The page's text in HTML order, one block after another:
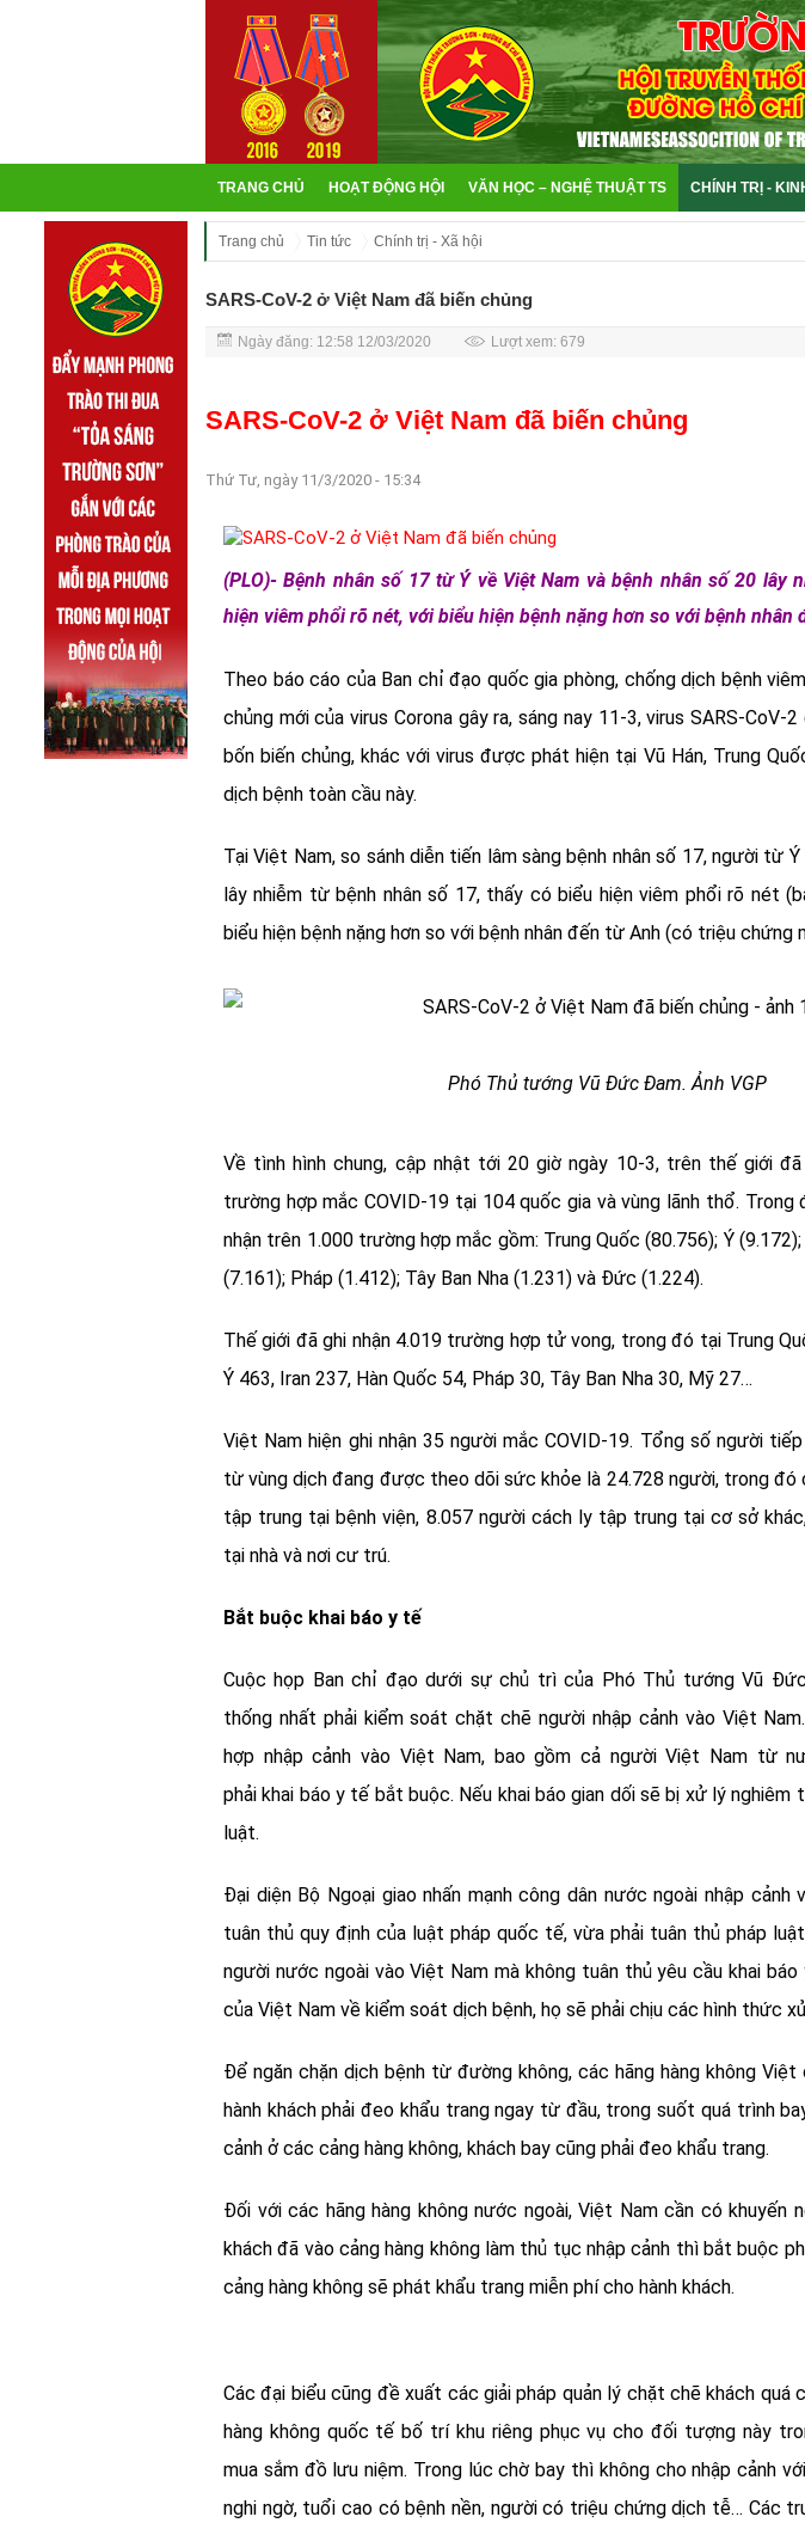
TRANG CHỦ HOẠT ĐỘNG HỘI VĂN HỌC – NGHỆ THUẬT TS CHÍNH TRỊ -
Trang chủ Tin tức Chính trị - Xã hội
SARS-CoV-2 ở Việt Nam đã biến chủng
Ngày đăng: 12:58 12/03/2020 Lượt xem: 679
SARS-CoV-2 ở Việt Nam đã biến chủng
Thứ Tư, ngày 11/3/2020 - 15:34
(PLO)- Bệnh nhân số 17 từ Ý về Việt Nam và bệnh nhân số 20 lây
hiện viêm phổi rõ nét, với biểu hiện bệnh nặng hơn so với bệnh nhân
Theo báo cáo của Ban chỉ đạo quốc gia phòng, chống dịch bệnh
chủng mới của virus Corona gây ra, sáng nay 11-3, virus SARS-CoV-
bốn biến chủng, khác với virus được phát hiện tại Vũ Hán, Trung
dịch bệnh toàn cầu này.
Tại Việt Nam, so sánh diễn tiến lâm sàng bệnh nhân số 17, người từ
lây nhiễm từ bệnh nhân số 17, thấy có biểu hiện viêm phổi rõ nét
biểu hiện bệnh nặng hơn so với bệnh nhân đến từ Anh (có triệu chứng
Phó Thủ tướng Vũ Đức Đam. Ảnh VGP
Về tình hình chung, cập nhật tới 20 giờ ngày 10-3, trên thế giới đã
trường hợp mắc COVID-19 tại 104 quốc gia và vùng lãnh thổ. Trong
nhận trên 1.000 trường hợp mắc gồm: Trung Quốc (80.756); Ý
(7.161); Pháp (1.412); Tây Ban Nha (1.231) và Đức (1.224).
Thế giới đã ghi nhận 4.019 trường hợp tử vong, trong đó tại Trung
Ý 463, Iran 237, Hàn Quốc 54, Pháp 30, Tây Ban Nha 30, Mỹ 27…
Việt Nam hiện ghi nhận 35 người mắc COVID-19. Tổng số người
từ vùng dịch đang được theo dõi sức khỏe là 24.728 người, trong đó
tập trung tại bệnh viện, 8.057 người cách ly tập trung tại cơ sở
tại nhà và nơi cư trú.
Bắt buộc khai báo y tế
Cuộc họp Ban chỉ đạo dưới sự chủ trì của Phó Thủ tướng Vũ
thống nhất phải kiểm soát chặt chẽ người nhập cảnh vào Việt
hợp nhập cảnh vào Việt Nam, bao gồm cả người Việt Nam từ
phảikhai báo y tế bắt buộc. Nếu khai báo gian dối sẽ bị xử lý nghiêm
luật.
Đại diện Bộ Ngoại giao nhấn mạnh công dân nước ngoài nhập cảnh
tuân thủ quy định của luật pháp quốc tế, vừa phải tuân thủ pháp
người nước ngoài vào Việt Nam mà không tuân thủ yêu cầu khai
của Việt Nam về kiểm soát dịch bệnh, họ sẽ phải chịu các hình thức
Để ngăn chặn dịch bệnh từ đường không, các hãng hàng không
hành khách phải đeo khẩu trang ngay từ đầu, trong suốt quá trình
cảnh ở các cảng hàng không, khách bay cũng phải đeo khẩu trang.
Đối với các hãng hàng không nước ngoài, Việt Nam cần có khuyến
khách đã vào cảng hàng không làm thủ tục nhập cảnh thì bắt buộc
cảng hàng không sẽ phát khẩu trang miễn phí cho hành khách.
Các đại biểu cũng đề xuất các giải pháp quản lý chặt chẽ khách quá
hàng không quốc tế bố trí khu riêng phục vụ cho đối tượng này
mua sắm đồ lưu niệm. Trong lúc chờ bay thì không cho nhập cảnh
nghi ngờ, tuổi cao có bệnh nền, người có triệu chứng dịch tễ… Các